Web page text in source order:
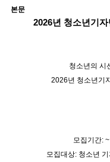
본문
2026년 청소년기
청소년의 시
2026년 청소년기
모집기간:
모집대상: 청소년